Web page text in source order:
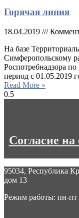
Горячая линия
18.04.2019
На базе
Симферопольскому
Роспотребнадзора
период с 01.05.2019
Read More »
Согласие
95034, Республика
дом 13
Режим работы: пн-пт